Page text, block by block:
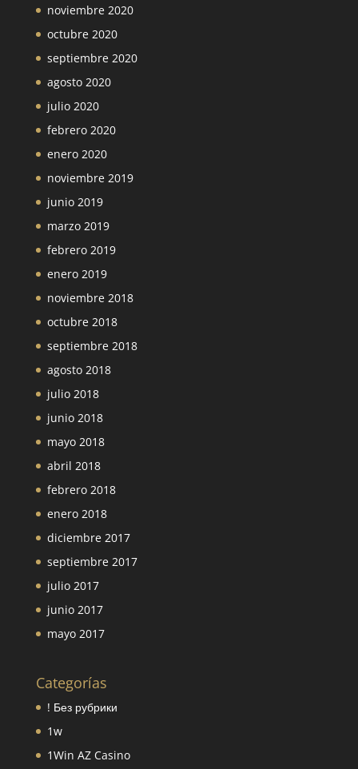
noviembre 2020
octubre 2020
septiembre 2020
agosto 2020
julio 2020
febrero 2020
enero 2020
noviembre 2019
junio 2019
marzo 2019
febrero 2019
enero 2019
noviembre 2018
octubre 2018
septiembre 2018
agosto 2018
julio 2018
junio 2018
mayo 2018
abril 2018
febrero 2018
enero 2018
diciembre 2017
septiembre 2017
julio 2017
junio 2017
mayo 2017
Categorías
! Без рубрики
1w
1Win AZ Casino